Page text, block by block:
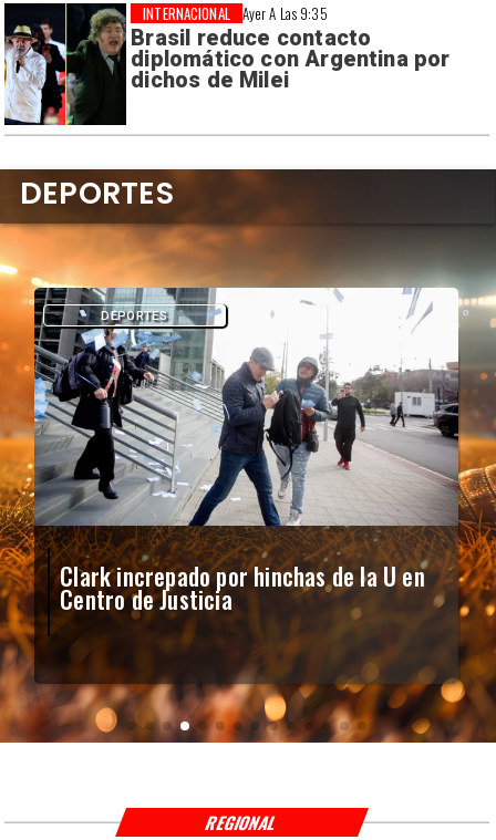
Ayer A Las 9:35
Brasil reduce contacto
diplomático con Argentina por
dichos de Milei
INTERNACIONAL
Vozinha firma contrato con Colo Colo
como nuevo arquero
DEPORTES
DEPORTES
REGIONAL